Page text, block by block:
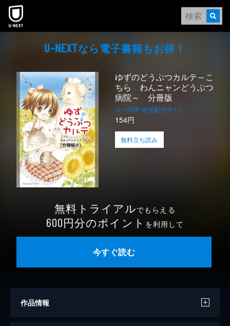
本文へスキップ
U-NEXTなら電⼦書籍もお得！
ゆずのどうぶつカルテ～こ
ちら わんニャンどうぶつ
病院～ 分冊版
(1〜20巻 絶賛配信中！)
154円
無料立ち読み
無料トライアルでもらえる
600円分のポイント を利用して
今すぐ読む
作品情報